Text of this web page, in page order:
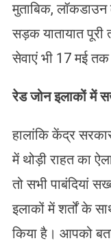
मुताबिक,
सड़क यातायात
सेवाएं भी 17 मई तक
रेड जोन इलाकों में
हालांकि केंद्र
में थोड़ी राहत का
तो सभी पाबंदियां
इलाकों में शर्तों के
किया है। आपको